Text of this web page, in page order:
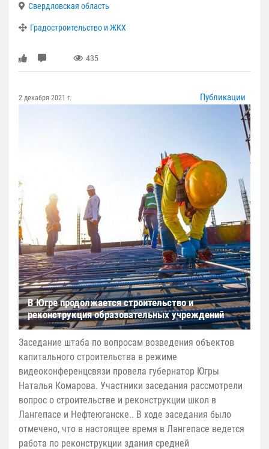
Свердловская область
Градостроительство и ЖКХ
435
2 декабря 2021 г. Публикации
В Югре продолжается строительство и
реконструкция образовательных учреждений
Заседание штаба по вопросам возведения объектов
капитального строительства в режиме
видеоконференцсвязи провела губернатор Югры
Наталья Комарова. Участники заседания рассмотрели
вопрос о строительстве и реконструкции школ в
Лангепасе и Нефтеюганске.. В ходе заседания было
отмечено, что в настоящее время в Лангепасе ведется
работа по реконструкции здания средней